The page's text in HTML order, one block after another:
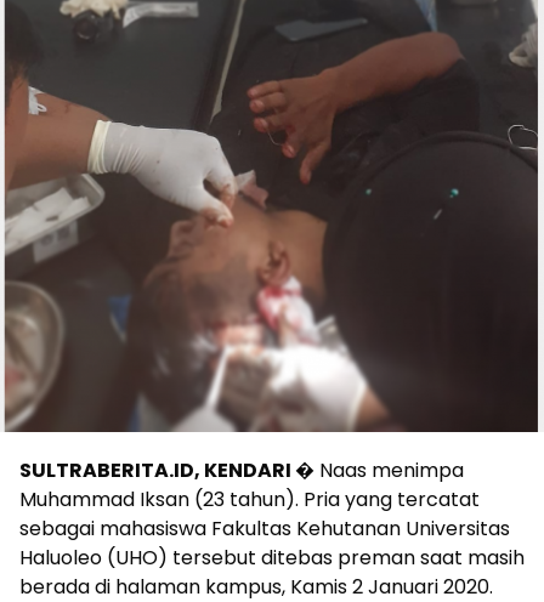
SULTRABERITA.ID, KENDARI � Naas menimpa
Muhammad Iksan (23 tahun). Pria yang tercatat
sebagai mahasiswa Fakultas Kehutanan Universitas
Haluoleo (UHO) tersebut ditebas preman saat masih
berada di halaman kampus, Kamis 2 Januari 2020.